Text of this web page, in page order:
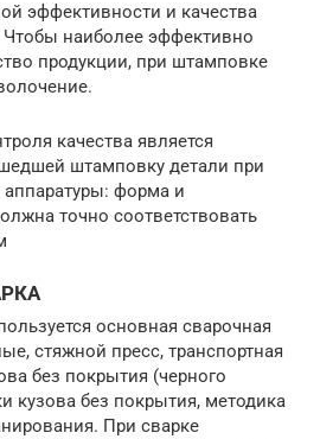
эффективности и качества
наиболее эффективно
продукции, при штамповке
качества является
штамповку детали при
форма и
точно соответствовать
основная сварочная
стяжной пресс, транспортная
без покрытия (черного
кузова без покрытия, методика
При сварке